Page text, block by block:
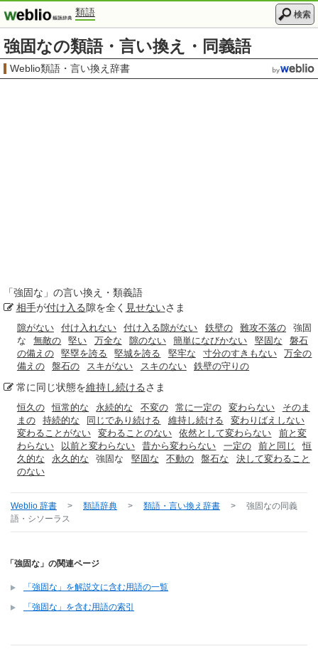
類語 検索
強固なの類語・言い換え・同義語
Weblio類語・言い換え辞書
「強固な 」の言い換え・類義語
相手が付け入る 隙を全く 見せないさま
隙がない 付け入れない 付け入る隙がない 鉄壁の 難攻不落の
強固
な
無敵の 堅い 万全な 隙のない 簡単になびかない 堅固な
磐石
の備えの
堅塁を誇る 堅城を誇る 堅牢な 寸分のすきもない
万全の
備えの
盤石の スキがない スキのない 鉄壁の守りの
常に同じ状態を維持し続けるさま
恒久の 恒常的な 永続的な 不変の 常に一定の 変わらない
そのま
まの
持続的な 同じであり続ける 維持し続ける
変わりばえしない
変わることがない
変わることのない 依然として変わらない
前と変
わらない
以前と変わらない 昔から変わらない 一定の 前と同じ
恒
久的な
永久的な 強固な 堅固な 不動の 盤石な
決して変わること
のない
Weblio 辞書 > 類語辞典 > 類語・言い換え辞書 > 強固なの同義
語・シソーラス
「強固な」の関連ページ
「強固な」を解説文に含む用語の一覧
「強固な」を含む用語の索引